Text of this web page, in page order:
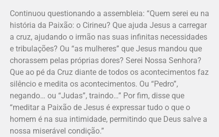
Continuou questionando a assembleia: “Quem serei eu na
história da Paixão: o Cirineu? Que ajuda Jesus a carregar
a cruz, ajudando o irmão nas suas infinitas necessidades
e tribulações? Ou “as mulheres” que Jesus mandou que
chorassem pelas próprias dores? Serei Nossa Senhora?
Que ao pé da Cruz diante de todos os acontecimentos faz
silêncio e medita os acontecimentos. Ou “Pedro”,
negando… ou “Judas”, traindo…” Por fim, disse que
“meditar a Paixão de Jesus é expressar tudo o que o
homem é na sua intimidade, permitindo que Deus salve a
nossa miserável condição.”